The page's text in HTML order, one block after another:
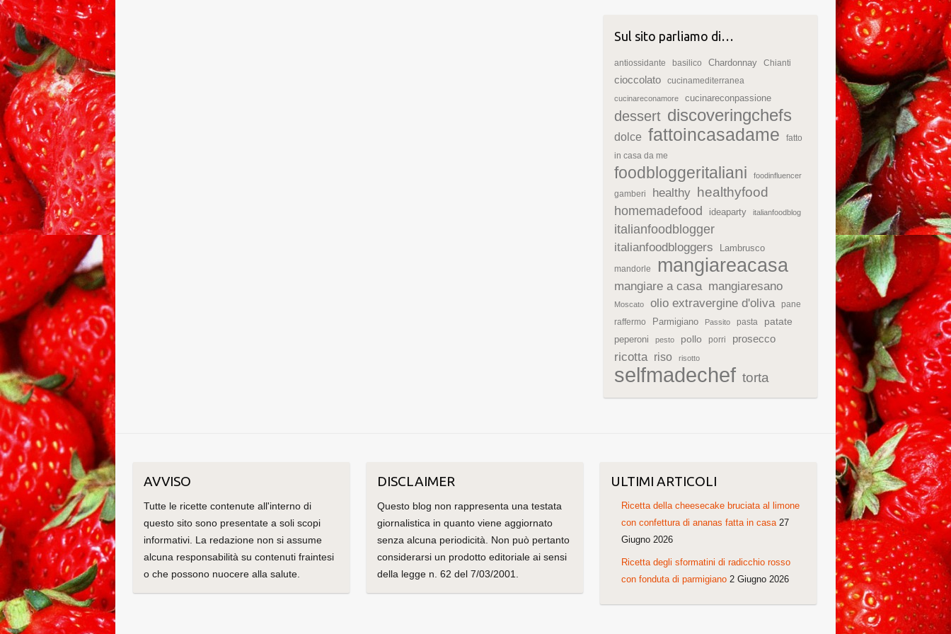
Sul sito parliamo di…
antiossidante basilico Chardonnay Chianti
cioccolato cucinamediterranea
cucinareconamore cucinareconpassione
dessert discoveringchefs
dolce fattoincasadame
fatto
in casa da me
foodbloggeritaliani foodinfluencer
gamberi healthy
healthyfood
homemadefood
ideaparty italianfoodblog
italianfoodblogger
italianfoodbloggers
Lambrusco
mandorle mangiareacasa
mangiare a casa mangiaresano
Moscato olio extravergine d'oliva
pane
raffermo
Parmigiano Passito pasta patate
peperoni pesto pollo porri prosecco
ricotta riso risotto
selfmadechef torta
AVVISO
Tutte le ricette contenute all'interno di
questo sito sono presentate a soli scopi
informativi. La redazione non si assume
alcuna responsabilità su contenuti fraintesi
o che possono nuocere alla salute.
DISCLAIMER
Questo blog non rappresenta una testata
giornalistica in quanto viene aggiornato
senza alcuna periodicità. Non può pertanto
considerarsi un prodotto editoriale ai sensi
della legge n. 62 del 7/03/2001.
ULTIMI ARTICOLI
Ricetta della cheesecake bruciata al limone
con confettura di ananas fatta in casa 27
Giugno 2026
Ricetta degli sformatini di radicchio rosso
con fonduta di parmigiano 2 Giugno 2026